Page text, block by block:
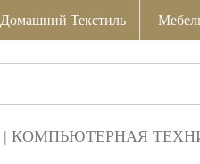
Домашний Текстиль
|КОМПЬЮТЕРНАЯ